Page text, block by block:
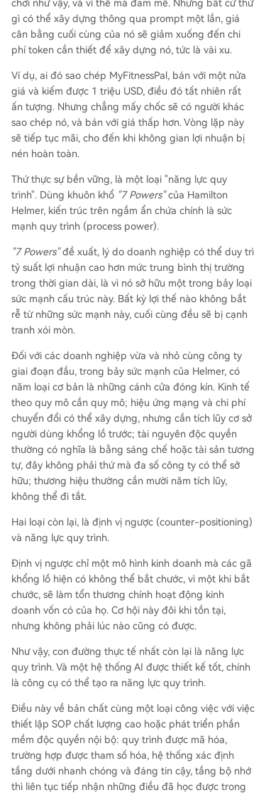
chơi như vậy, và vì thế mà đam mê. Nhưng bất cứ thứ
gì có thể xây dựng thông qua prompt một lần, giá
cân bằng cuối cùng của nó sẽ giảm xuống đến chi
phí token cần thiết để xây dựng nó, tức là vài xu.
Ví dụ, ai đó sao chép MyFitnessPal, bán với một nửa
giá và kiếm được 1 triệu USD, điều đó tất nhiên rất
ấn tượng. Nhưng chẳng mấy chốc sẽ có người khác
sao chép nó, và bán với giá thấp hơn. Vòng lặp này
sẽ tiếp tục mãi, cho đến khi không gian lợi nhuận bị
nén hoàn toàn.
Thứ thực sự bền vững, là một loại "năng lực quy
trình". Dùng khuôn khổ "7 Powers"của Hamilton
Helmer, kiến trúc trên ngầm ẩn chứa chính là sức
mạnh quy trình (process power).
"7 Powers"đề xuất, lý do doanh nghiệp có thể duy trì
tỷ suất lợi nhuận cao hơn mức trung bình thị trường
trong thời gian dài, là vì nó sở hữu một trong bảy loại
sức mạnh cấu trúc này. Bất kỳ lợi thế nào không bắt
rễ từ những sức mạnh này, cuối cùng đều sẽ bị cạnh
tranh xói mòn.
Đối với các doanh nghiệp vừa và nhỏ cùng công ty
giai đoạn đầu, trong bảy sức mạnh của Helmer, có
năm loại cơ bản là những cánh cửa đóng kín. Kinh tế
theo quy mô cần quy mô; hiệu ứng mạng và chi phí
chuyển đổi có thể xây dựng, nhưng cần tích lũy cơ sở
người dùng khổng lồ trước; tài nguyên độc quyền
thường có nghĩa là bằng sáng chế hoặc tài sản tương
tự, đây không phải thứ mà đa số công ty có thể sở
hữu; thương hiệu thường cần mười năm tích lũy,
không thể đi tắt.
Hai loại còn lại, là định vị ngược (counter-positioning)
và năng lực quy trình.
Định vị ngược chỉ một mô hình kinh doanh mà các gã
khổng lồ hiện có không thể bắt chước, vì một khi bắt
chước, sẽ làm tổn thương chính hoạt động kinh
doanh vốn có của họ. Cơ hội này đôi khi tồn tại,
nhưng không phải lúc nào cũng có được.
Như vậy, con đường thực tế nhất còn lại là năng lực
quy trình. Và một hệ thống AI được thiết kế tốt, chính
là công cụ có thể tạo ra năng lực quy trình.
Điều này về bản chất cùng một loại công việc với việc
thiết lập SOP chất lượng cao hoặc phát triển phần
mềm độc quyền nội bộ: quy trình được mã hóa,
trường hợp được tham số hóa, hệ thống xác định
tầng dưới nhanh chóng và đáng tin cậy, tầng bộ nhớ
thì liên tục tiếp nhận những điều đã học được trong